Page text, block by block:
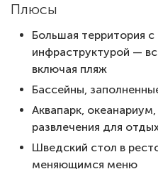
Плюсы
Большая территория с
инфраструктурой —
включая пляж
Бассейны,
Аквапарк,
развлечения для
Шведский стол в
меняющимся меню